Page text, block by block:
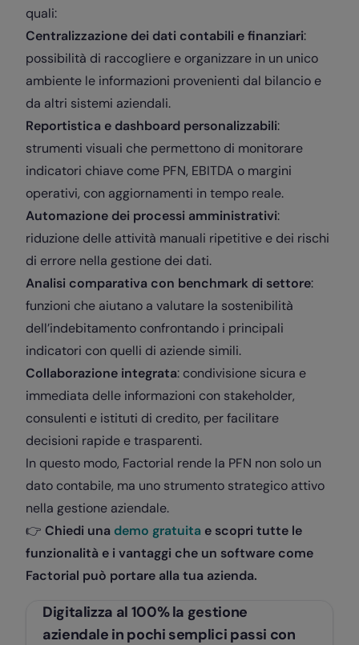
quali:
Centralizzazione dei dati contabili e finanziari:
possibilità di raccogliere e organizzare in un unico
ambiente le informazioni provenienti dal bilancio e
da altri sistemi aziendali.
Reportistica e dashboard personalizzabili:
strumenti visuali che permettono di monitorare
indicatori chiave come PFN, EBITDA o margini
operativi, con aggiornamenti in tempo reale.
Automazione dei processi amministrativi:
riduzione delle attività manuali ripetitive e dei rischi
di errore nella gestione dei dati.
Analisi comparativa con benchmark di settore:
funzioni che aiutano a valutare la sostenibilità
dell’indebitamento confrontando i principali
indicatori con quelli di aziende simili.
Collaborazione integrata: condivisione sicura e
immediata delle informazioni con stakeholder,
consulenti e istituti di credito, per facilitare
decisioni rapide e trasparenti.
In questo modo, Factorial rende la PFN non solo un
dato contabile, ma uno strumento strategico attivo
nella gestione aziendale.
👉 Chiedi una demo gratuita e scopri tutte le
funzionalità e i vantaggi che un software come
Factorial può portare alla tua azienda.
Digitalizza al 100% la gestione
aziendale in pochi semplici passi con